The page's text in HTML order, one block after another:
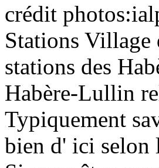
crédit
Stations Village
stations des
Habère-Lullin
Typiquement
bien d' ici selon